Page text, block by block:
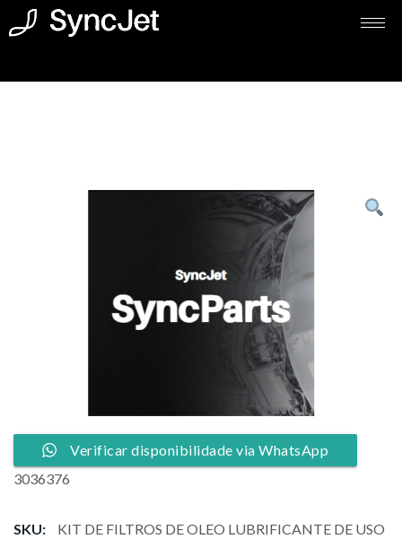
Verificar disponibilidade via WhatsApp
3036376
SKU:
KIT DE FILTROS DE OLEO LUBRIFICANTE DE USO